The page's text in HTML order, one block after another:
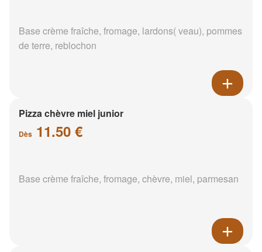
Base crème fraîche, fromage, lardons( veau), pommes
de terre, reblochon
Pizza chèvre miel junior
Dès 11.50 €
Base crème fraîche, fromage, chèvre, miel, parmesan